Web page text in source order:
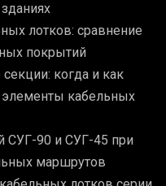
лотков: сравнение
покрытий
когда и как
элементы кабельных
СУГ-90 и СУГ-45 при
маршрутов